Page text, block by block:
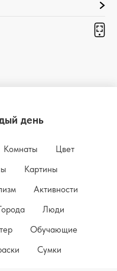
день
Комнаты
Цвет
Картины
Активности
Люди
Обучающие
Сумки